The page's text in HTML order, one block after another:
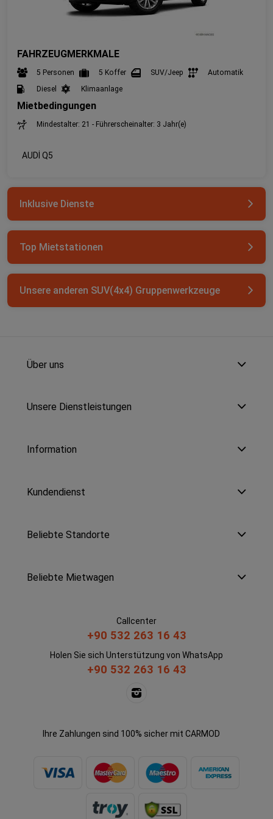
FAHRZEUGMERKMALE
5 Personen 5 Koffer SUV/Jeep
Automatik
Diesel
Klimaanlage
Mietbedingungen
Mindestalter: 21 - Führerscheinalter: 3 Jahr(e)
AUDİ Q5
Inklusive Dienste
Top Mietstationen
Unsere anderen SUV(4x4) Gruppenwerkzeuge
Über uns
Unsere Dienstleistungen
Information
Kundendienst
Beliebte Standorte
Beliebte Mietwagen
Callcenter
+90 532 263 16 43
Holen Sie sich Unterstützung von WhatsApp
+90 532 263 16 43
Ihre Zahlungen sind 100% sicher mit CARMOD